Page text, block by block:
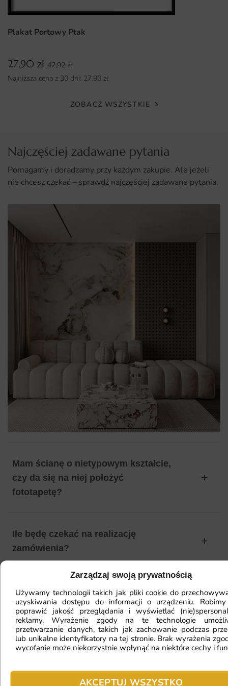
Zarządzaj swoją prywatnością
Używamy technologii takich jak pliki cookie do
uzyskiwania dostępu do informacji o urządzeniu.
poprawić jakość przeglądania i wyświetlać
reklamy. Wyrażenie zgody na te technologie
przetwarzanie danych, takich jak zachowanie podczas
lub unikalne identyfikatory na tej stronie. Brak wyrażenia
wycofanie może niekorzystnie wpłynąć na niektóre cechy i
AKCEPTUJ WSZYSTKO
Uniwersalne zastosowanie w różnych przestrzeniach, od
domów po lokale użytkowe.
umiejętności.
Plakat Portowy Ptak
27.90 zł 42.92zł
Najniższa cena z 30 dni: 27.90 zł
ZOBACZ WSZYSTKIE
Najczęściej zadawane pytania
Pomagamy i doradzamy przy każdym zakupie. Ale jeżeli
nie chcesz czekać – sprawdź najczęściej zadawane pytania.
Mam ścianę o nietypowym kształcie,
czy da się na niej położyć
fototapetę?
Ile będę czekać na realizację
zamówienia?
Czy mogę zwrócić fototapetę?
Jak zamontować fototapetę? / Jak
przygotować ścianę?